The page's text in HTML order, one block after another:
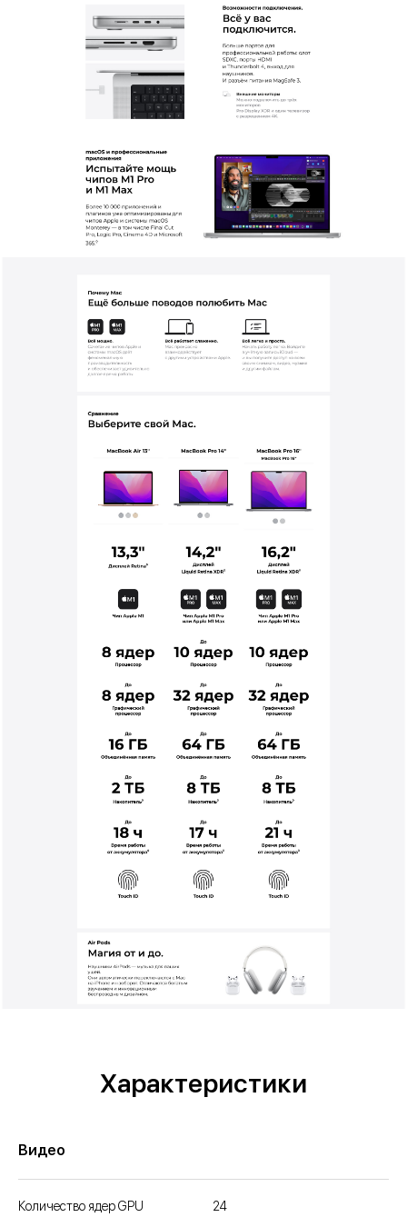
Характеристики
Видео
Количество ядер GPU 24